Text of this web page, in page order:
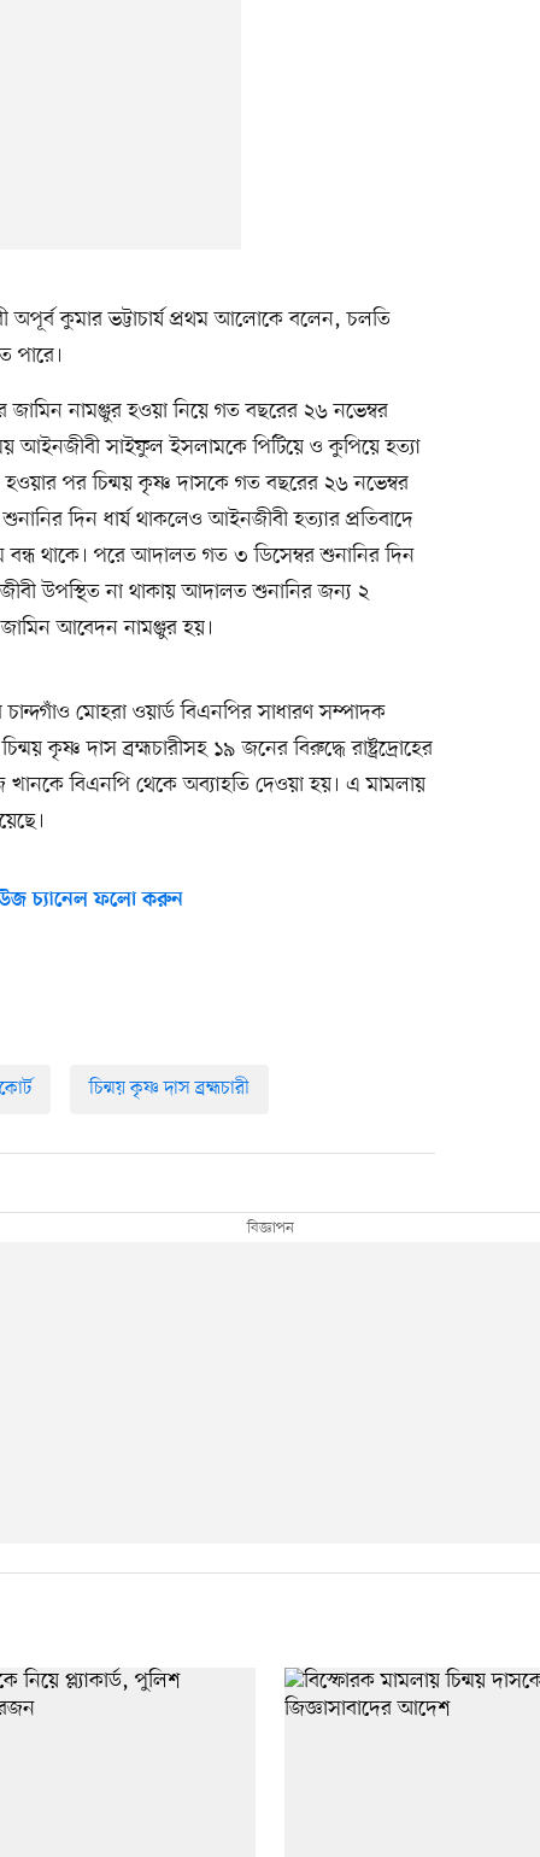
কুমার ভট্টাচার্য প্রথম আলোকে বলেন, চলতি
পারে।
জামিন নামঞ্জুর হওয়া নিয়ে গত বছরের ২৬ নভেম্বর
আইনজীবী সাইফুল ইসলামকে পিটিয়ে ও কুপিয়ে হত্যা
হওয়ার পর চিন্ময় কৃষ্ণ দাসকে গত বছরের ২৬ নভেম্বর
দিন ধার্য থাকলেও আইনজীবী হত্যার প্রতিবাদে
বন্ধ থাকে। পরে আদালত গত ৩ ডিসেম্বর শুনানির দিন
উপস্থিত না থাকায় আদালত শুনানির জন্য ২
জামিন আবেদন নামঞ্জুর হয়।
মোহরা ওয়ার্ড বিএনপির সাধারণ সম্পাদক
কৃষ্ণ দাস ব্রহ্মচারীসহ ১৯ জনের বিরুদ্ধে রাষ্ট্রদ্রোহের
বিএনপি থেকে অব্যাহতি দেওয়া হয়। এ মামলায়
চ্যানেল ফলো করুন
চিন্ময় কৃষ্ণ দাস ব্রহ্মচারী